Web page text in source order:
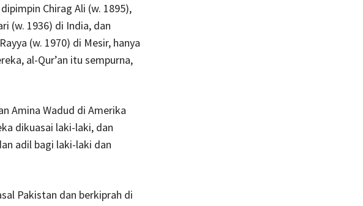
Chirag Ali (w. 1895),
(w. 1936) di India, dan
(w. 1970) di Mesir, hanya
al-Qur’an itu sempurna,
Amina Wadud di Amerika
dikuasai laki-laki, dan
adil bagi laki-laki dan
Pakistan dan berkiprah di